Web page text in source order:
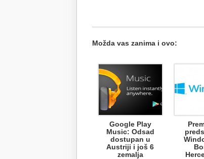
Možda vas zanima i ovo:
Google Play
Music: Odsad
dostupan u
Austriji i još 6
zemalja